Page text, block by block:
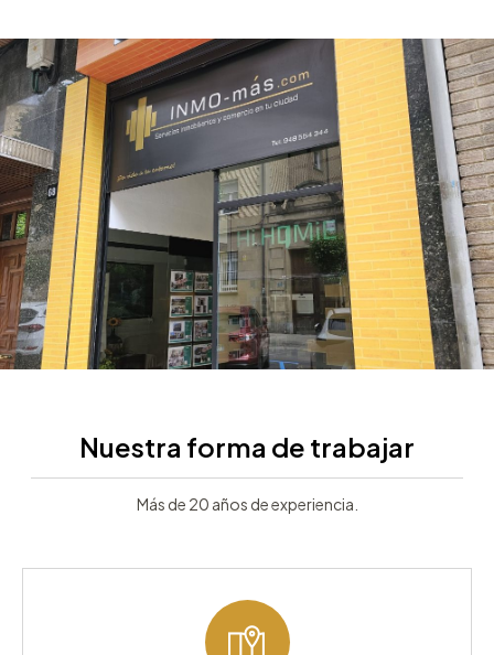
Nuestra forma de trabajar
Más de 20 años de experiencia.